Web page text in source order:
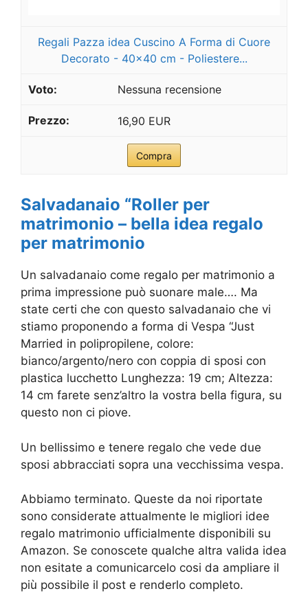
Regali Pazza idea Cuscino A Forma di Cuore
Decorato - 40x40 cm - Poliestere...
Nessuna recensione
16,90 EUR
Compra
Salvadanaio “Roller per
matrimonio – bella idea regalo
per matrimonio
Un salvadanaio come regalo per matrimonio a
prima impressione può suonare male…. Ma
state certi che con questo salvadanaio che vi
stiamo proponendo a forma di Vespa “Just
Married in polipropilene, colore:
bianco/argento/nero con coppia di sposi con
plastica lucchetto Lunghezza: 19 cm; Altezza:
14 cm farete senz’altro la vostra bella figura, su
questo non ci piove.
Un bellissimo e tenere regalo che vede due
sposi abbracciati sopra una vecchissima vespa.
Abbiamo terminato. Queste da noi riportate
sono considerate attualmente le migliori idee
regalo matrimonio ufficialmente disponibili su
Amazon. Se conoscete qualche altra valida idea
non esitate a comunicarcelo cosi da ampliare il
più possibile il post e renderlo completo.